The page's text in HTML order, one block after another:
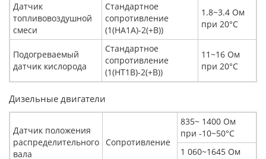
Датчик
топливовоздушной
смеси
Стандартное
сопротивление
(1(НА1А)-2(+В))
1.8~3.4 Ом
при 20°С
Подогреваемый
датчик кислорода
Стандартное
сопротивление
(1(НТ1В)-2(+В))
11~16 Ом
при 20°С
Дизельные двигатели
Датчик положения
распределительного
вала
Сопротивление
835~ 1400 Ом
при -10~50°С
1 060~1645 Ом